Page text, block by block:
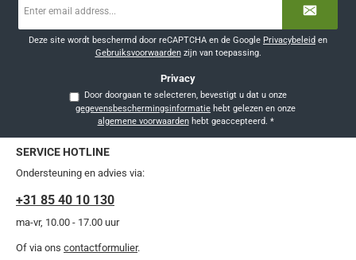
mailadres
Deze site wordt beschermd door reCAPTCHA en de Google Privacybeleid en
Gebruiksvoorwaardenzijn van toepassing.
Privacy
Door doorgaan te selecteren, bevestigt u dat u onze
gegevensbeschermingsinformatie
algemene voorwaardenhebt geaccepteerd. *
SERVICE HOTLINE
Ondersteuning en advies via:
+31 85 40 10 130
ma-vr, 10.00 - 17.00 uur
Of via ons contactformulier.